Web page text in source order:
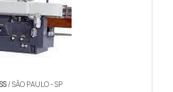
/ SÃO PAULO - SP